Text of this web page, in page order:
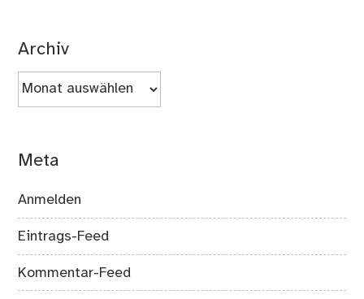
Archiv
Archiv
Meta
Anmelden
Eintrags-Feed
Kommentar-Feed